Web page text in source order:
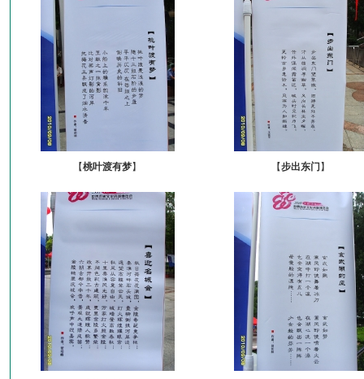
【桃叶渡有梦】 【步出东门 】